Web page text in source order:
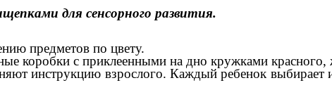
для сенсорного развития.
предметов по цвету.
коробки с приклеенными на дно кружками красного,
инструкцию взрослого. Каждый ребенок выбирает